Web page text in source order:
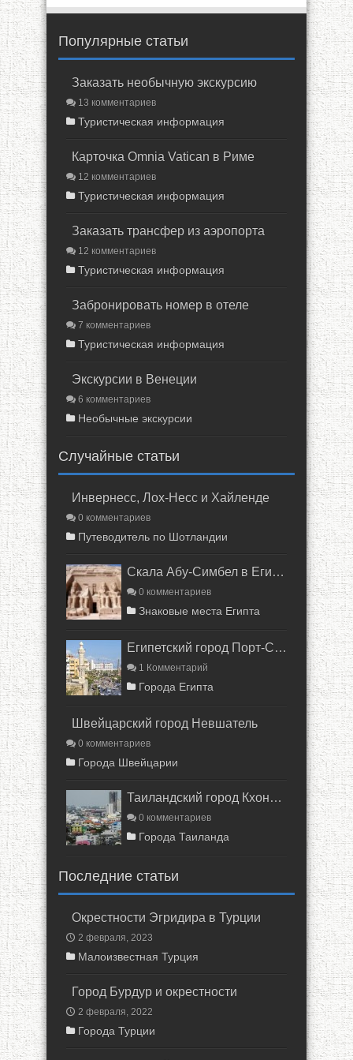
Популярные статьи
Заказать необычную экскурсию
13 комментариев
Туристическая информация
Карточка Omnia Vatican в Риме
12 комментариев
Туристическая информация
Заказать трансфер из аэропорта
12 комментариев
Туристическая информация
Забронировать номер в отеле
7 комментариев
Туристическая информация
Экскурсии в Венеции
6 комментариев
Необычные экскурсии
Случайные статьи
Инвернесс, Лох-Несс и Хайленде
0 комментариев
Путеводитель по Шотландии
Скала Абу-Симбел в Египте
0 комментариев
Знаковые места Египта
Египетский город Порт-Саид
1 Комментарий
Города Египта
Швейцарский город Невшатель
0 комментариев
Города Швейцарии
Таиландский город Кхонкэн
0 комментариев
Города Таиланда
Последние статьи
Окрестности Эгридира в Турции
2 февраля, 2023
Малоизвестная Турция
Город Бурдур и окрестности
2 февраля, 2022
Города Турции